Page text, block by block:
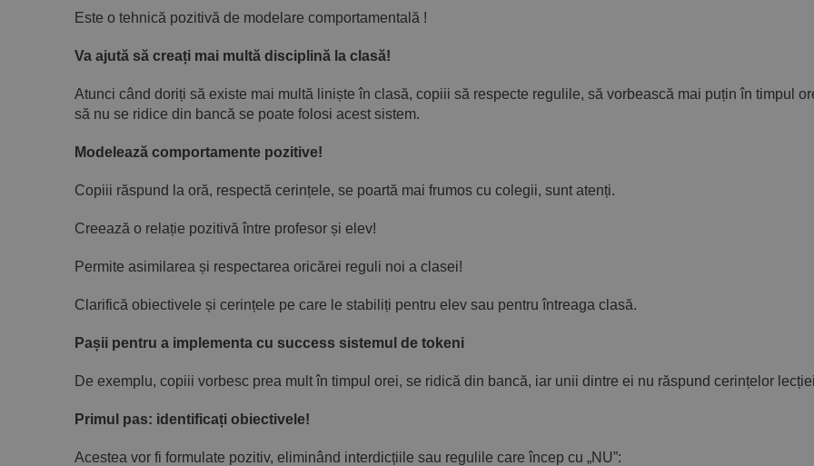
Este o tehnică pozitivă de modelare comportamentală !
Va ajută să creați mai multă disciplină la clasă!
Atunci când doriți să existe mai multă liniște în clasă, copiii să respecte regulile, să vorbească mai puțin în timpul
să nu se ridice din bancă se poate folosi acest sistem.
Modelează comportamente pozitive!
Copiii răspund la oră, respectă cerințele, se poartă mai frumos cu colegii, sunt atenți.
Creează o relație pozitivă între profesor și elev!
Permite asimilarea și respectarea oricărei reguli noi a clasei!
Clarifică obiectivele și cerințele pe care le stabiliți pentru elev sau pentru întreaga clasă.
Pașii pentru a implementa cu success sistemul de tokeni
De exemplu, copiii vorbesc prea mult în timpul orei, se ridică din bancă, iar unii dintre ei nu răspund cerințelor
Primul pas: identificați obiectivele!
Acestea vor fi formulate pozitiv, eliminând interdicțiile sau regulile care încep cu „NU”: